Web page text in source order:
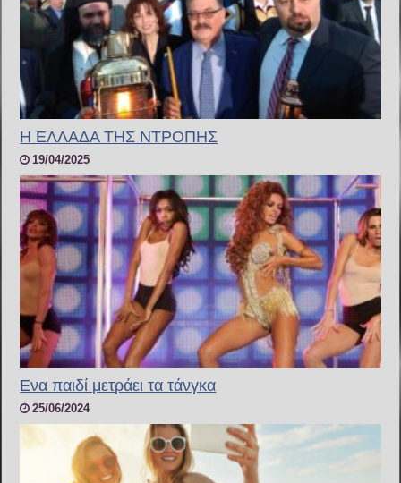
Η ΕΛΛΑΔΑ ΤΗΣ ΝΤΡΟΠΗΣ
19/04/2025
Ενα παιδί μετράει τα τάνγκα
25/06/2024